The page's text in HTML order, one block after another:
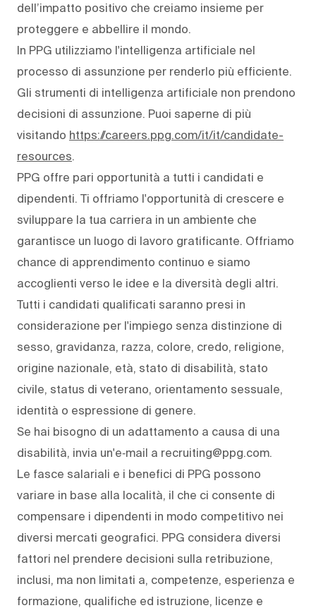
dell’impatto positivo che creiamo insieme per
proteggere e abbellire il mondo.
In PPG utilizziamo l'intelligenza artificiale nel
processo di assunzione per renderlo più efficiente.
Gli strumenti di intelligenza artificiale non prendono
decisioni di assunzione. Puoi saperne di più
visitando https://careers.ppg.com/it/it/candidate-
resources
PPG offre pari opportunità a tutti i candidati e
dipendenti. Ti offriamo l'opportunità di crescere e
sviluppare la tua carriera in un ambiente che
garantisce un luogo di lavoro gratificante. Offriamo
chance di apprendimento continuo e siamo
accoglienti verso le idee e la diversità degli altri.
Tutti i candidati qualificati saranno presi in
considerazione per l'impiego senza distinzione di
sesso, gravidanza, razza, colore, credo, religione,
origine nazionale, età, stato di disabilità, stato
civile, status di veterano, orientamento sessuale,
identità o espressione di genere.
Se hai bisogno di un adattamento a causa di una
disabilità, invia un'e‑mail a recruiting@ppg.com.
Le fasce salariali e i benefici di PPG possono
variare in base alla località, il che ci consente di
compensare i dipendenti in modo competitivo nei
diversi mercati geografici. PPG considera diversi
fattori nel prendere decisioni sulla retribuzione,
inclusi, ma non limitati a, competenze, esperienza e
formazione, qualifiche ed istruzione, licenze e